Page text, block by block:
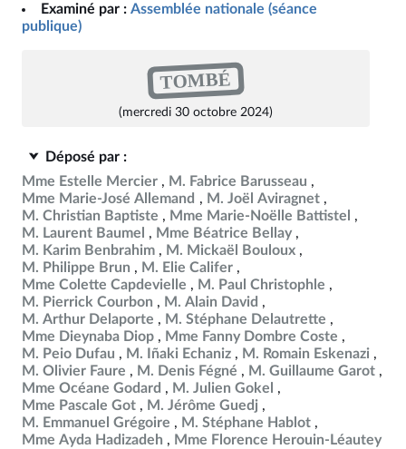
Examiné par : Assemblée nationale (séance
publique)
TOMBÉ
(mercredi 30 octobre 2024)
Déposé par :
Mme Estelle Mercier
M. Fabrice Barusseau
Mme Marie-José Allemand
M. Joël Aviragnet
M. Christian Baptiste
Mme Marie-Noëlle Battistel
M. Laurent Baumel
Mme Béatrice Bellay
M. Karim Benbrahim
M. Mickaël Bouloux
M. Philippe Brun
M. Elie Califer
Mme Colette Capdevielle
M. Paul Christophle
M. Pierrick Courbon
M. Alain David
M. Arthur Delaporte
M. Stéphane Delautrette
Mme Dieynaba Diop
Mme Fanny Dombre Coste
M. Peio Dufau
M. Iñaki Echaniz
M. Romain Eskenazi
M. Olivier Faure
M. Denis Fégné
M. Guillaume Garot
Mme Océane Godard
M. Julien Gokel
Mme Pascale Got
M. Jérôme Guedj
M. Emmanuel Grégoire
M. Stéphane Hablot
Mme Ayda Hadizadeh
Mme Florence Herouin-Léautey